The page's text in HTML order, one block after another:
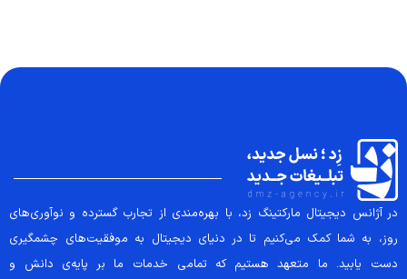
در آژانس دیجیتال مارکتینگ زد، با بهره‌مندی از تجارب گسترده و نوآوری‌های
روز، به شما کمک می‌کنیم تا در دنیای دیجیتال به موفقیت‌های چشمگیری
دست یابید. ما متعهد هستیم که تمامی خدمات ما بر پایه‌ی دانش و